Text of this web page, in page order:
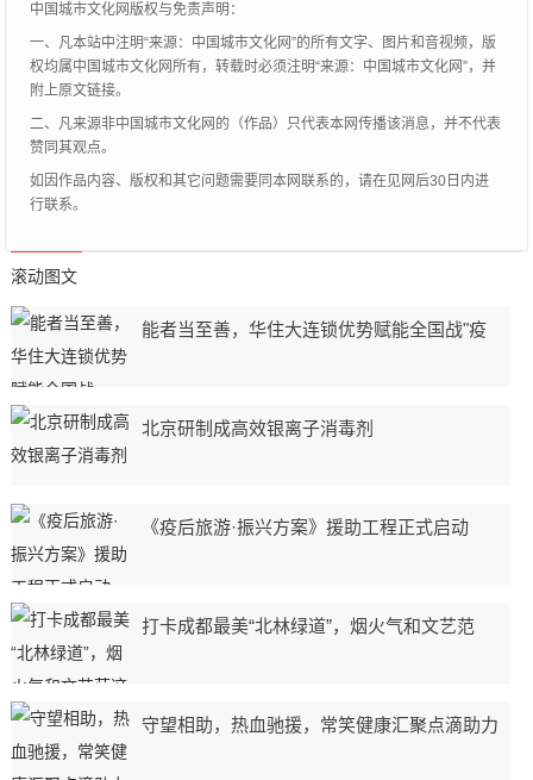
中国城市文化网版权与免责声明：
一、凡本站中注明“来源：中国城市文化网”的所有文字、图片和音视频，版
权均属中国城市文化网所有，转载时必须注明“来源：中国城市文化网”，并
附上原文链接。
二、凡来源非中国城市文化网的（作品）只代表本网传播该消息，并不代表
赞同其观点。
如因作品内容、版权和其它问题需要同本网联系的，请在见网后30日内进
行联系。
滚动图文
能者当至善，华住大连锁优势赋能全国战"疫
北京研制成高效银离子消毒剂
《疫后旅游·振兴方案》援助工程正式启动
打卡成都最美“北林绿道”，烟火气和文艺范
守望相助，热血驰援，常笑健康汇聚点滴助力